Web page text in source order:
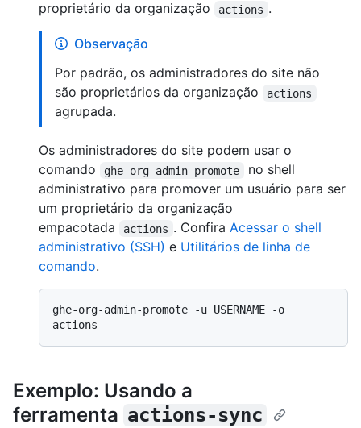
proprietário da organização actions .
Observação
Por padrão, os administradores do site não
são proprietários da organização
actions
agrupada.
Os administradores do site podem usar o
comando
ghe-org-admin-promote
no shell
administrativo para promover um usuário para ser
um proprietário da organização
empacotada
actions . Confira Acessar o shell
administrativo (SSH) e Utilitários de linha de
comando.
ghe-org-admin-promote -u USERNAME -o
Exemplo: Usando a
ferramenta actions-sync